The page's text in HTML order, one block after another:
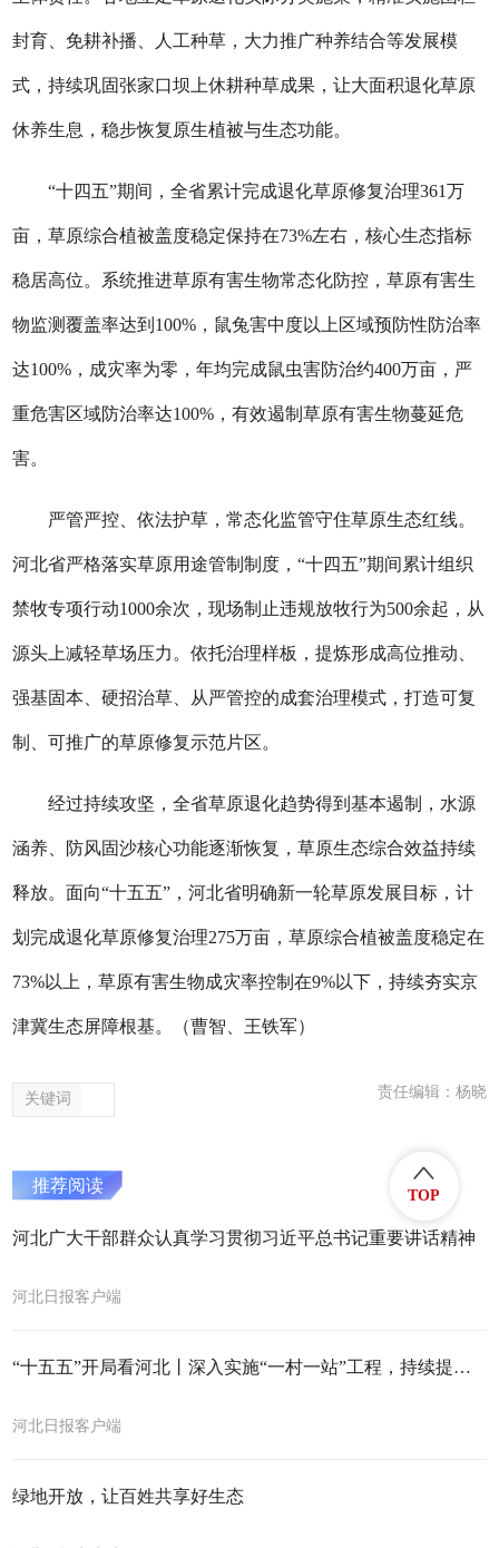
封育、免耕补播、人工种草，大力推广种养结合等发展模
式，持续巩固张家口坝上休耕种草成果，让大面积退化草原
休养生息，稳步恢复原生植被与生态功能。
“十四五”期间，全省累计完成退化草原修复治理361万
亩，草原综合植被盖度稳定保持在73%左右，核心生态指标
稳居高位。系统推进草原有害生物常态化防控，草原有害生
物监测覆盖率达到100%，鼠兔害中度以上区域预防性防治率
达100%，成灾率为零，年均完成鼠虫害防治约400万亩，严
重危害区域防治率达100%，有效遏制草原有害生物蔓延危
害。
严管严控、依法护草，常态化监管守住草原生态红线。
河北省严格落实草原用途管制制度，“十四五”期间累计组织
禁牧专项行动1000余次，现场制止违规放牧行为500余起，从
源头上减轻草场压力。依托治理样板，提炼形成高位推动、
强基固本、硬招治草、从严管控的成套治理模式，打造可复
制、可推广的草原修复示范片区。
经过持续攻坚，全省草原退化趋势得到基本遏制，水源
涵养、防风固沙核心功能逐渐恢复，草原生态综合效益持续
释放。面向“十五五”，河北省明确新一轮草原发展目标，计
划完成退化草原修复治理275万亩，草原综合植被盖度稳定在
73%以上，草原有害生物成灾率控制在9%以下，持续夯实京
津冀生态屏障根基。（曹智、王铁军）
关键词 责任编辑：杨晓
推荐阅读
河北广大干部群众认真学习贯彻习近平总书记重要讲话精神
河北日报客户端
“十五五”开局看河北丨深入实施“一村一站”工程，持续提高投递水平
河北日报客户端
绿地开放，让百姓共享好生态
TOP